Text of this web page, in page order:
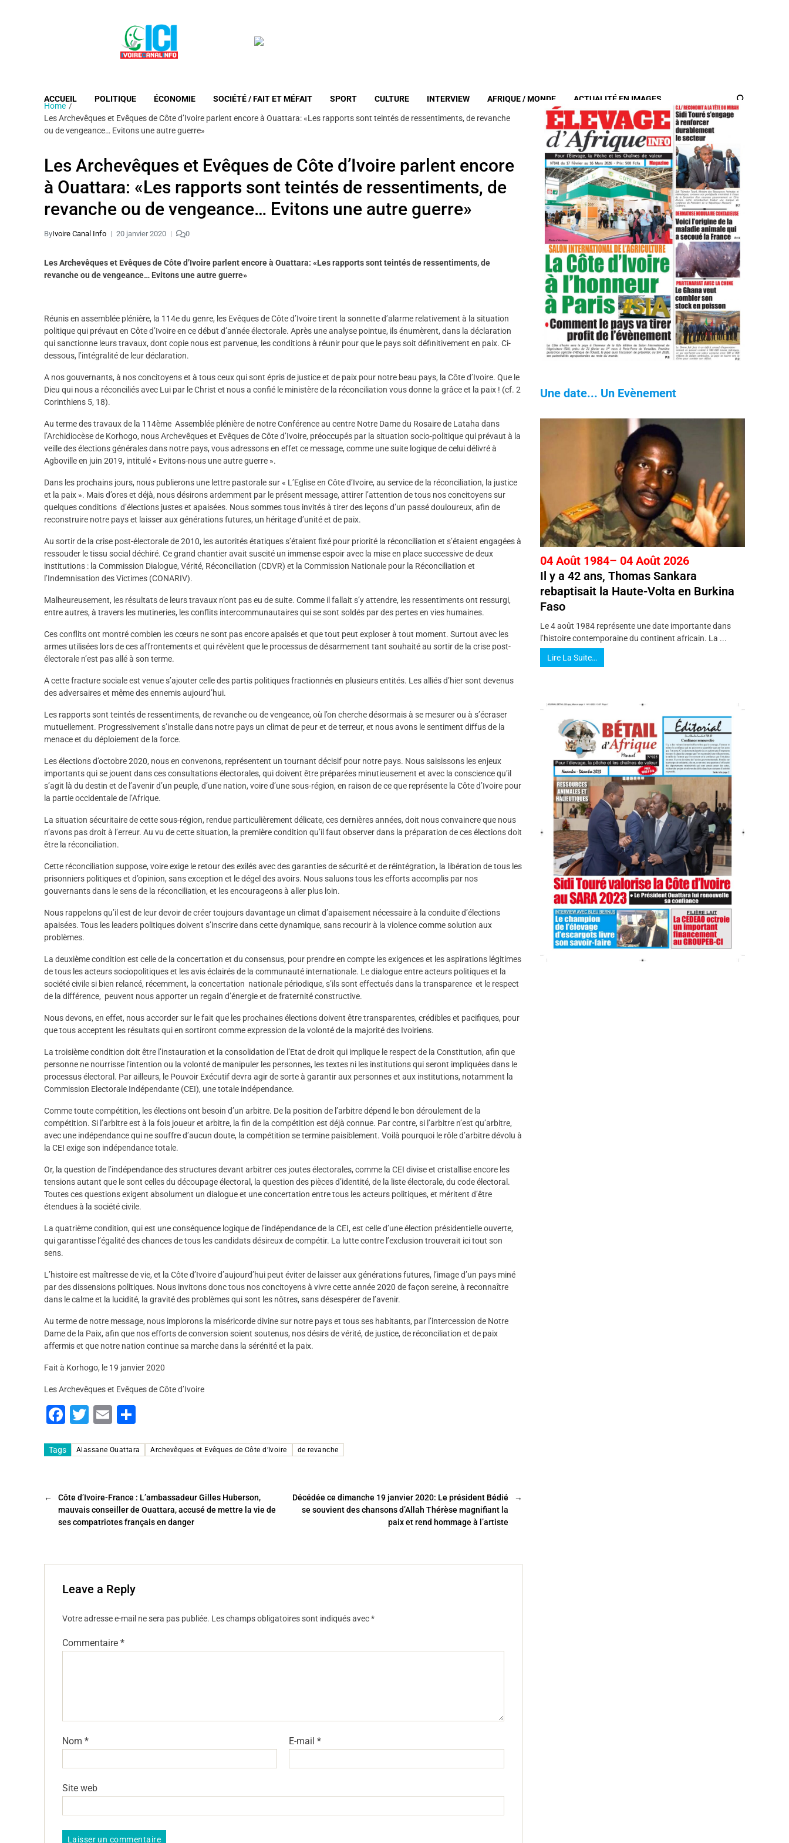
ACCUEIL POLITIQUE ÉCONOMIE SOCIÉTÉ / FAIT ET MÉFAIT SPORT CULTURE INTERVIEW AFRIQUE / MONDE ACTUALITÉ EN IMAGES
Home
Les Archevêques et Evêques de Côte d’Ivoire parlent encore à Ouattara: «Les rapports sont teintés de ressentiments, de revanche
ou de vengeance… Evitons une autre guerre»
Les Archevêques et Evêques de Côte d’Ivoire parlent encore
à Ouattara: «Les rapports sont teintés de ressentiments, de
revanche ou de vengeance… Evitons une autre guerre»
ByIvoire Canal Info 20 janvier 2020 0
Les Archevêques et Evêques de Côte d’Ivoire parlent encore à Ouattara: «Les rapports sont teintés de ressentiments, de
revanche ou de vengeance… Evitons une autre guerre»
Réunis en assemblée plénière, la 114e du genre, les Evêques de Côte d’Ivoire tirent la sonnette d’alarme relativement à la situation
politique qui prévaut en Côte d’Ivoire en ce début d’année électorale. Après une analyse pointue, ils énumèrent, dans la déclaration
qui sanctionne leurs travaux, dont copie nous est parvenue, les conditions à réunir pour que le pays soit définitivement en paix. Ci-
dessous, l’intégralité de leur déclaration.
A nos gouvernants, à nos concitoyens et à tous ceux qui sont épris de justice et de paix pour notre beau pays, la Côte d’Ivoire. Que le
Dieu qui nous a réconciliés avec Lui par le Christ et nous a confié le ministère de la réconciliation vous donne la grâce et la paix ! (cf. 2
Corinthiens 5, 18).
Au terme des travaux de la 114ème Assemblée plénière de notre Conférence au centre Notre Dame du Rosaire de Lataha dans
l’Archidiocèse de Korhogo, nous Archevêques et Evêques de Côte d’Ivoire, préoccupés par la situation socio-politique qui prévaut à la
veille des élections générales dans notre pays, vous adressons en effet ce message, comme une suite logique de celui délivré à
Agboville en juin 2019, intitulé « Evitons-nous une autre guerre ».
Dans les prochains jours, nous publierons une lettre pastorale sur « L’Eglise en Côte d’Ivoire, au service de la réconciliation, la justice
et la paix ». Mais d’ores et déjà, nous désirons ardemment par le présent message, attirer l’attention de tous nos concitoyens sur
quelques conditions d’élections justes et apaisées. Nous sommes tous invités à tirer des leçons d’un passé douloureux, afin de
reconstruire notre pays et laisser aux générations futures, un héritage d’unité et de paix.
Au sortir de la crise post-électorale de 2010, les autorités étatiques s’étaient fixé pour priorité la réconciliation et s’étaient engagées à
ressouder le tissu social déchiré. Ce grand chantier avait suscité un immense espoir avec la mise en place successive de deux
institutions : la Commission Dialogue, Vérité, Réconciliation (CDVR) et la Commission Nationale pour la Réconciliation et
l’Indemnisation des Victimes (CONARIV).
Malheureusement, les résultats de leurs travaux n’ont pas eu de suite. Comme il fallait s’y attendre, les ressentiments ont ressurgi,
entre autres, à travers les mutineries, les conflits intercommunautaires qui se sont soldés par des pertes en vies humaines.
Ces conflits ont montré combien les cœurs ne sont pas encore apaisés et que tout peut exploser à tout moment. Surtout avec les
armes utilisées lors de ces affrontements et qui révèlent que le processus de désarmement tant souhaité au sortir de la crise post-
électorale n’est pas allé à son terme.
A cette fracture sociale est venue s’ajouter celle des partis politiques fractionnés en plusieurs entités. Les alliés d’hier sont devenus
des adversaires et même des ennemis aujourd’hui.
Les rapports sont teintés de ressentiments, de revanche ou de vengeance, où l’on cherche désormais à se mesurer ou à s’écraser
mutuellement. Progressivement s’installe dans notre pays un climat de peur et de terreur, et nous avons le sentiment diffus de la
menace et du déploiement de la force.
Les élections d’octobre 2020, nous en convenons, représentent un tournant décisif pour notre pays. Nous saisissons les enjeux
importants qui se jouent dans ces consultations électorales, qui doivent être préparées minutieusement et avec la conscience qu’il
s’agit là du destin et de l’avenir d’un peuple, d’une nation, voire d’une sous-région, en raison de ce que représente la Côte d’Ivoire pour
la partie occidentale de l’Afrique.
La situation sécuritaire de cette sous-région, rendue particulièrement délicate, ces dernières années, doit nous convaincre que nous
n’avons pas droit à l’erreur. Au vu de cette situation, la première condition qu’il faut observer dans la préparation de ces élections doit
être la réconciliation.
Cette réconciliation suppose, voire exige le retour des exilés avec des garanties de sécurité et de réintégration, la libération de tous les
prisonniers politiques et d’opinion, sans exception et le dégel des avoirs. Nous saluons tous les efforts accomplis par nos
gouvernants dans le sens de la réconciliation, et les encourageons à aller plus loin.
Nous rappelons qu’il est de leur devoir de créer toujours davantage un climat d’apaisement nécessaire à la conduite d’élections
apaisées. Tous les leaders politiques doivent s’inscrire dans cette dynamique, sans recourir à la violence comme solution aux
problèmes.
La deuxième condition est celle de la concertation et du consensus, pour prendre en compte les exigences et les aspirations légitimes
de tous les acteurs sociopolitiques et les avis éclairés de la communauté internationale. Le dialogue entre acteurs politiques et la
société civile si bien relancé, récemment, la concertation nationale périodique, s’ils sont effectués dans la transparence et le respect
de la différence, peuvent nous apporter un regain d’énergie et de fraternité constructive.
Nous devons, en effet, nous accorder sur le fait que les prochaines élections doivent être transparentes, crédibles et pacifiques, pour
que tous acceptent les résultats qui en sortiront comme expression de la volonté de la majorité des Ivoiriens.
La troisième condition doit être l’instauration et la consolidation de l’Etat de droit qui implique le respect de la Constitution, afin que
personne ne nourrisse l’intention ou la volonté de manipuler les personnes, les textes ni les institutions qui seront impliquées dans le
processus électoral. Par ailleurs, le Pouvoir Exécutif devra agir de sorte à garantir aux personnes et aux institutions, notamment la
Commission Electorale Indépendante (CEI), une totale indépendance.
Comme toute compétition, les élections ont besoin d’un arbitre. De la position de l’arbitre dépend le bon déroulement de la
compétition. Si l’arbitre est à la fois joueur et arbitre, la fin de la compétition est déjà connue. Par contre, si l’arbitre n’est qu’arbitre,
avec une indépendance qui ne souffre d’aucun doute, la compétition se termine paisiblement. Voilà pourquoi le rôle d’arbitre dévolu à
la CEI exige son indépendance totale.
Or, la question de l’indépendance des structures devant arbitrer ces joutes électorales, comme la CEI divise et cristallise encore les
tensions autant que le sont celles du découpage électoral, la question des pièces d’identité, de la liste électorale, du code électoral.
Toutes ces questions exigent absolument un dialogue et une concertation entre tous les acteurs politiques, et méritent d’être
étendues à la société civile.
La quatrième condition, qui est une conséquence logique de l’indépendance de la CEI, est celle d’une élection présidentielle ouverte,
qui garantisse l’égalité des chances de tous les candidats désireux de compétir. La lutte contre l’exclusion trouverait ici tout son
sens.
L’histoire est maîtresse de vie, et la Côte d’Ivoire d’aujourd’hui peut éviter de laisser aux générations futures, l’image d’un pays miné
par des dissensions politiques. Nous invitons donc tous nos concitoyens à vivre cette année 2020 de façon sereine, à reconnaître
dans le calme et la lucidité, la gravité des problèmes qui sont les nôtres, sans désespérer de l’avenir.
Au terme de notre message, nous implorons la miséricorde divine sur notre pays et tous ses habitants, par l’intercession de Notre
Dame de la Paix, afin que nos efforts de conversion soient soutenus, nos désirs de vérité, de justice, de réconciliation et de paix
affermis et que notre nation continue sa marche dans la sérénité et la paix.
Fait à Korhogo, le 19 janvier 2020
Les Archevêques et Evêques de Côte d’Ivoire
F
c
b
o
o
T
tt
E
ai ta
er
Tags Alassane Ouattara Archevêques et Evêques de Côte d’Ivoire de revanche
←
Côte d’Ivoire-France : L’ambassadeur Gilles Huberson,
mauvais conseiller de Ouattara, accusé de mettre la vie de
ses compatriotes français en danger
→
Décédée ce dimanche 19 janvier 2020: Le président Bédié
se souvient des chansons d’Allah Thérèse magnifiant la
paix et rend hommage à l’artiste
Leave a Reply
Votre adresse e-mail ne sera pas publiée. Les champs obligatoires sont indiqués avec*
Commentaire *
Nom * E-mail*
Site web
Une date... Un Evènement
04 Août 1984– 04 Août 2026
Il y a 42 ans, Thomas Sankara
rebaptisait la Haute-Volta en Burkina
Faso
Le 4 août 1984 représente une date importante dans
l’histoire contemporaine du continent africain. La ...
Lire La Suite…